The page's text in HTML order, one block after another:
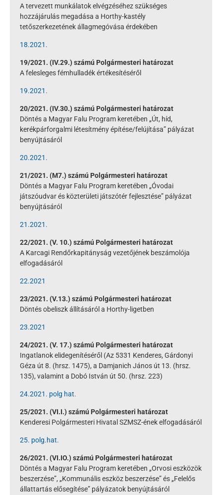
A tervezett munkálatok elvégzéséhez szükséges
hozzájárulás megadása a Horthy-kastély
tetőszerkezetének állagmegóvása érdekében
18.2021.
19/2021. (IV.29.) számú Polgármesteri határozat
A felesleges fémhulladék értékesítéséről
19.2021.
20/2021. (IV.30.) számú Polgármesteri határozat
Döntés a Magyar Falu Program keretében „Út, híd,
kerékpárforgalmi létesítmény építése/felújítása” pályázat
benyújtásáról
20.2021.
21/2021. (M7.) számú Polgármesteri határozat
Döntés a Magyar Falu Program keretében „Óvodai
játszóudvar és közterületi játszótér fejlesztése” pályázat
benyújtásáról
21.2021.
22/2021. (V. 10.) számú Polgármesteri határozat
A Karcagi Rendőrkapitányság vezetőjének beszámolója
elfogadásáról
22.2021
23/2021. (V.13.) számú Polgármesteri határozat
Döntés obeliszk állításáról a Horthy-ligetben
23.2021
24/2021. (V. 17.) számú Polgármesteri határozat
Ingatlanok elidegenítéséről (Az 5331 Kenderes, Gárdonyi
Géza út 8. (hrsz. 1475), a Damjanich János út 13. (hrsz.
135), valamint a Dobó István út 50. (hrsz. 223)
24.2021. polg hat.
25/2021. (VI.I.) számú Polgármesteri határozat
Kenderesi Polgármesteri Hivatal SZMSZ-ének elfogadásáról
25. polg.hat.
26/2021. (VI.IO.) számú Polgármesteri határozat
Döntés a Magyar Falu Program keretében „Orvosi eszközök
beszerzése”, „Kommunális eszköz beszerzése” és „Felelős
állattartás elősegítése” pályázatok benyújtásáról